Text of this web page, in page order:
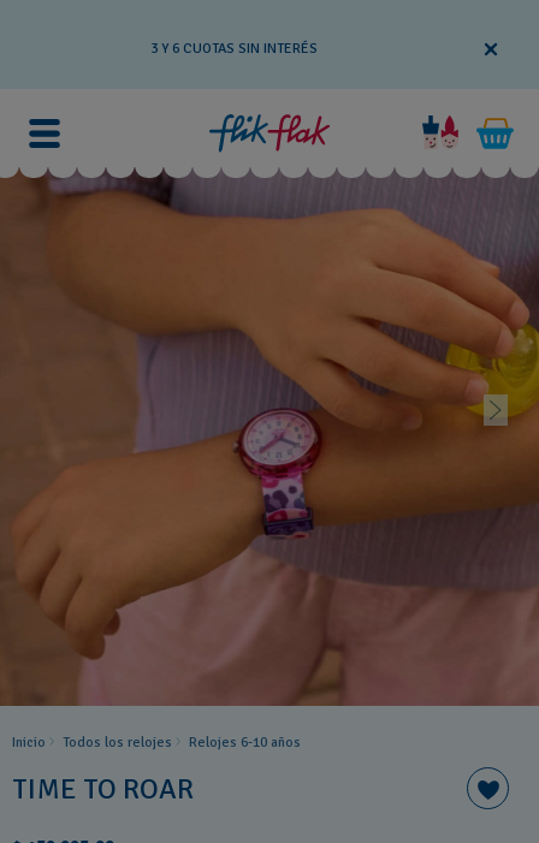
3 Y 6 CUOTAS SIN INTERÉS
Inicio Todos los relojes Relojes 6-10 años ​
TIME TO ROAR